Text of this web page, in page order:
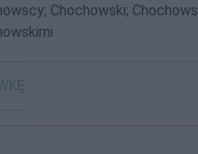
Chochowski;